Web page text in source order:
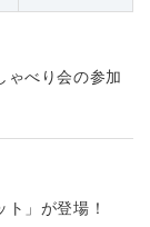
ゃべり会の参加
」が登場！